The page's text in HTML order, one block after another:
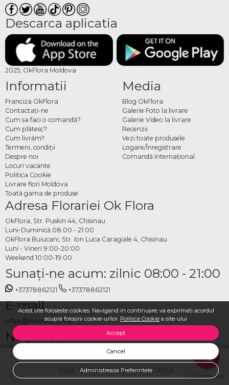
Acest site foloseste cookies. Navigand in continuare, va exprimati acordul
asupra folosirii cookie-urilor. Politica Cookie a site-ului
Accept
Cancel
Administreaza Preferintele
SUNA SI VERIFICA DISPONIBILITATEA
Descarca aplicatia
2025, OkFlora Moldova
Informatii
Franciza OkFlora
Contactaţi-ne
Cum sa faci o comandă?
Cum plătesc?
Cum livrăm?
Termeni, condiţii
Despre noi
Locuri vacante
Politica Cookie
Livrare flori Moldova
Toată gama de produse
Media
Blog OkFlora
Galerie Foto la livrare
Galerie Video la livrare
Recenzii
Vezi toate produsele
Logare/Înregistrare
Comandă Internațional
Adresa Florariei Ok Flora
OkFlora, Str. Puskin 44, Chisinau
Luni-Duminică 08:00 - 21:00
OkFlora Buiucani, Str. Ion Luca Caragiale 4, Chisinau
Luni - Vineri 9:00-20:00
Weekend 10:00-19:00
Sunaţi-ne acum: zilnic 08:00 - 21:00
+37378862121 +37378862121
E-mail
office@livrareflori.md
Ne puteți contacta:
whatsapp